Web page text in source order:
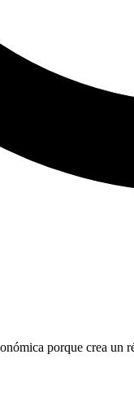
porque crea